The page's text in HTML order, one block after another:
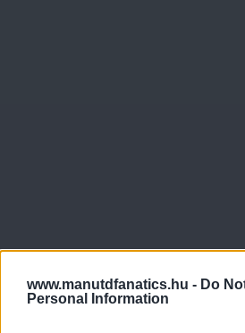
www.manutdfanatics.hu - Do
Personal Information